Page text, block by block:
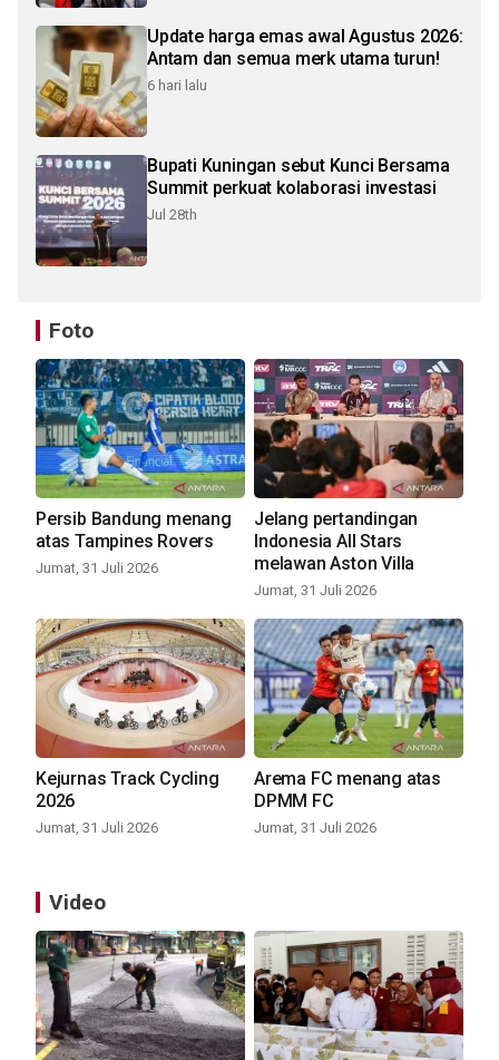
Update harga emas awal Agustus 2026:
Antam dan semua merk utama turun!
6 hari lalu
Bupati Kuningan sebut Kunci Bersama
Summit perkuat kolaborasi investasi
Jul 28th
Foto
Persib Bandung menang
atas Tampines Rovers
Jumat, 31 Juli 2026
Jelang pertandingan
Indonesia All Stars
melawan Aston Villa
Jumat, 31 Juli 2026
Kejurnas Track Cycling
2026
Jumat, 31 Juli 2026
Arema FC menang atas
DPMM FC
Jumat, 31 Juli 2026
Video